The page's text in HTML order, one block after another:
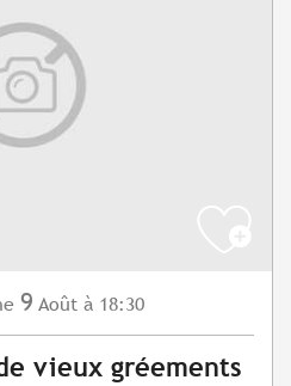
9 Août à 18:30
vieux gréements